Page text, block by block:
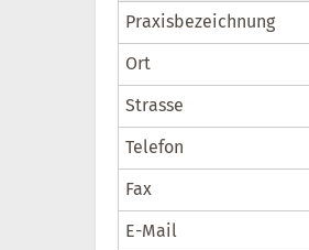
Praxisbezeichnung
Ort
Strasse
Telefon
Fax
E-Mail